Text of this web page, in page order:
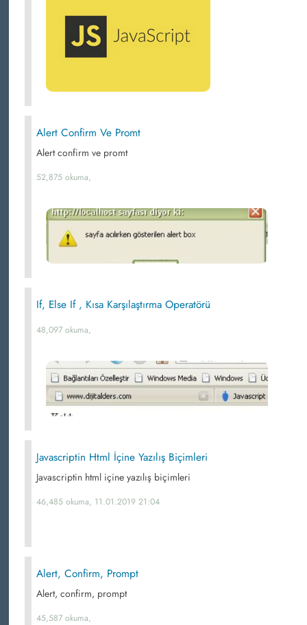
Alert Confirm Ve Promt
Alert confirm ve promt
52,875 okuma,
If, Else If , Kısa Karşılaştırma Operatörü
48,097 okuma,
Javascriptin Html İçine Yazılış Biçimleri
Javascriptin html içine yazılış biçimleri
46,485 okuma, 11.01.2019 21:04
Alert, Confirm, Prompt
Alert, confirm, prompt
45,587 okuma,